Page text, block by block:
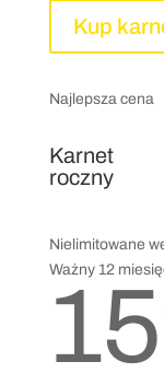
Kup
Najlepsza cena
Karnet
roczny
Nielimitowane
Ważny 12